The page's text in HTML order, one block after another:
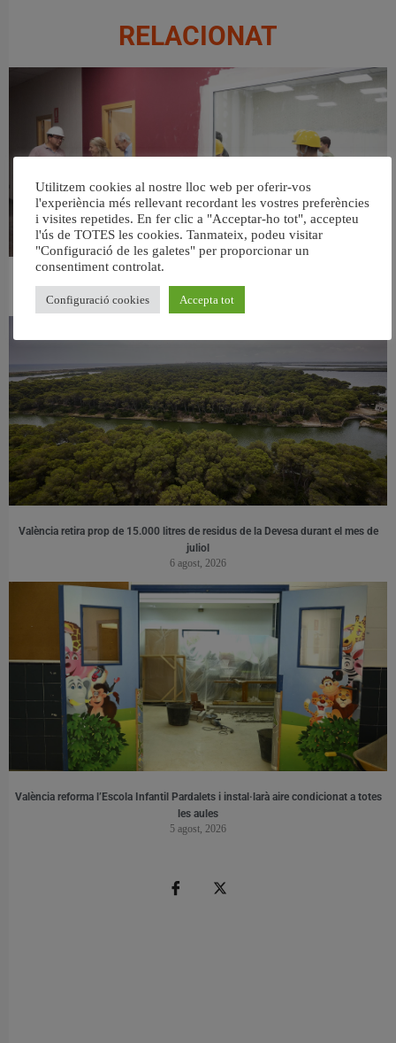
RELACIONAT
6 agost, 2026
València retira prop de 15.000 litres de residus de la Devesa durant el mes de
juliol
6 agost, 2026
València reforma l’Escola Infantil Pardalets i instal·larà aire condicionat a totes
les aules
5 agost, 2026
Utilitzem cookies al nostre lloc web per oferir-vos
l'experiència més rellevant recordant les vostres preferències
i visites repetides. En fer clic a "Acceptar-ho tot", accepteu
l'ús de TOTES les cookies. Tanmateix, podeu visitar
"Configuració de les galetes" per proporcionar un
consentiment controlat.
Configuració cookies Accepta tot